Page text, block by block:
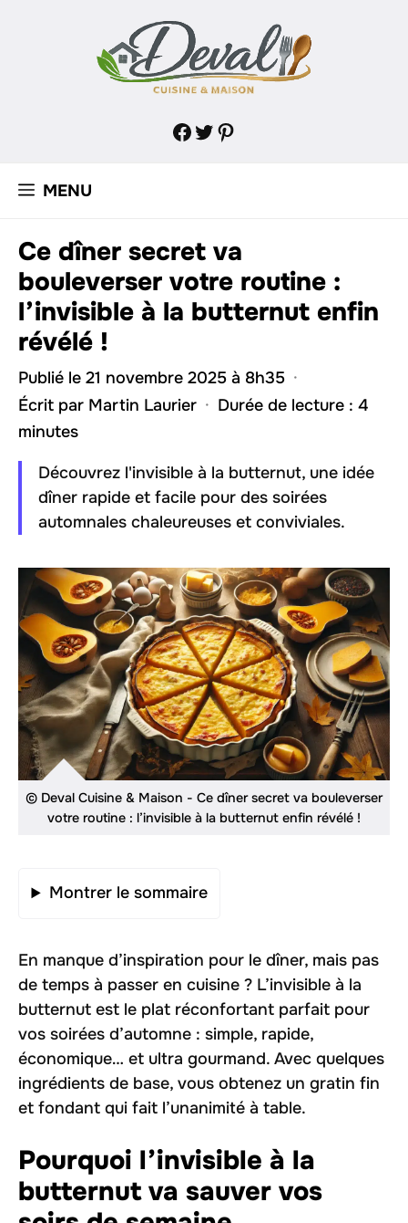
Facebook
Twitter
Pinterest
MENU
Ce dîner secret va
bouleverser votre routine :
l’invisible à la butternut enfin
révélé !
Publié le 21 novembre 2025 à 8h35 ·
Écrit par Martin Laurier · Durée de lecture : 4
minutes
Découvrez l'invisible à la butternut, une idée
dîner rapide et facile pour des soirées
automnales chaleureuses et conviviales.
© Deval Cuisine & Maison - Ce dîner secret va bouleverser
votre routine : l’invisible à la butternut enfin révélé !
Montrer le sommaire
En manque d’inspiration pour le dîner, mais pas
de temps à passer en cuisine ? L’invisible à la
butternut est le plat réconfortant parfait pour
vos soirées d’automne : simple, rapide,
économique… et ultra gourmand. Avec quelques
ingrédients de base, vous obtenez un gratin fin
et fondant qui fait l’unanimité à table.
Pourquoi l’invisible à la
butternut va sauver vos